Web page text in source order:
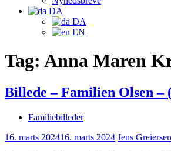
DA
DA
EN
Tag: Anna Maren
Billede – Familien Olsen –
Familiebilleder
16. marts 202416. marts 2024 Jens Greiersen